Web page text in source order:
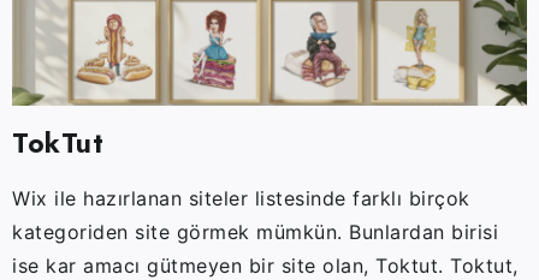
TokTut
Wix ile hazırlanan siteler listesinde farklı birçok
kategoriden site görmek mümkün. Bunlardan birisi
ise kar amacı gütmeyen bir site olan, Toktut. Toktut,